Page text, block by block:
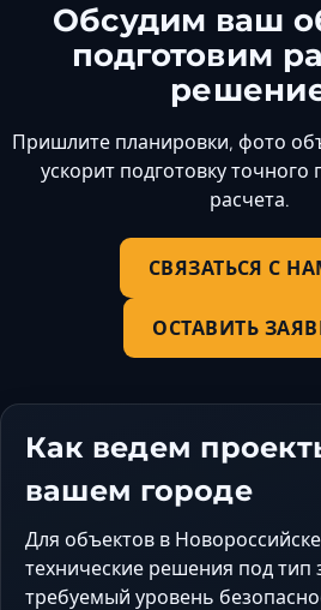
Обсудим ваш
подготовим
Пришлите планировки, фото
ускорит подготовку
расчета.
СВЯЗАТЬСЯ С
ОСТАВИТЬ
Как ведем
вашем городе
Для объектов в
технические решения под тип
требуемый уровень